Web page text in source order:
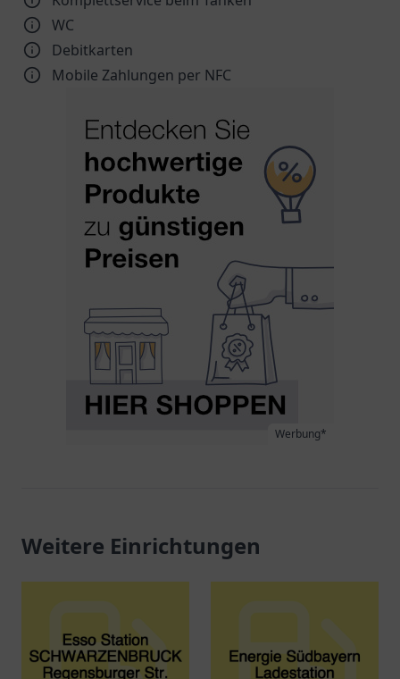
WC
Debitkarten
Mobile Zahlungen per NFC
Werbung*
Weitere Einrichtungen